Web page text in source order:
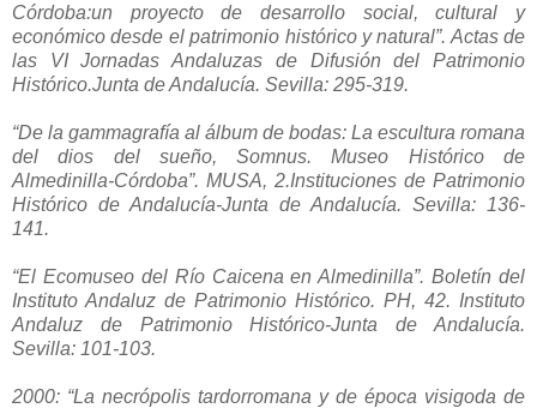
Córdoba:un proyecto de desarrollo social, cultural y
económico desde el patrimonio histórico y natural”. Actas de
las VI Jornadas Andaluzas de Difusión del Patrimonio
Histórico.Junta de Andalucía. Sevilla: 295-319.
“De la gammagrafía al álbum de bodas: La escultura romana
del dios del sueño, Somnus. Museo Histórico de
Almedinilla-Córdoba”. MUSA, 2.Instituciones de Patrimonio
Histórico de Andalucía-Junta de Andalucía. Sevilla: 136-
141.
“El Ecomuseo del Río Caicena en Almedinilla”. Boletín del
Instituto Andaluz de Patrimonio Histórico. PH, 42. Instituto
Andaluz de Patrimonio Histórico-Junta de Andalucía.
Sevilla: 101-103.
2000: “La necrópolis tardorromana y de época visigoda de